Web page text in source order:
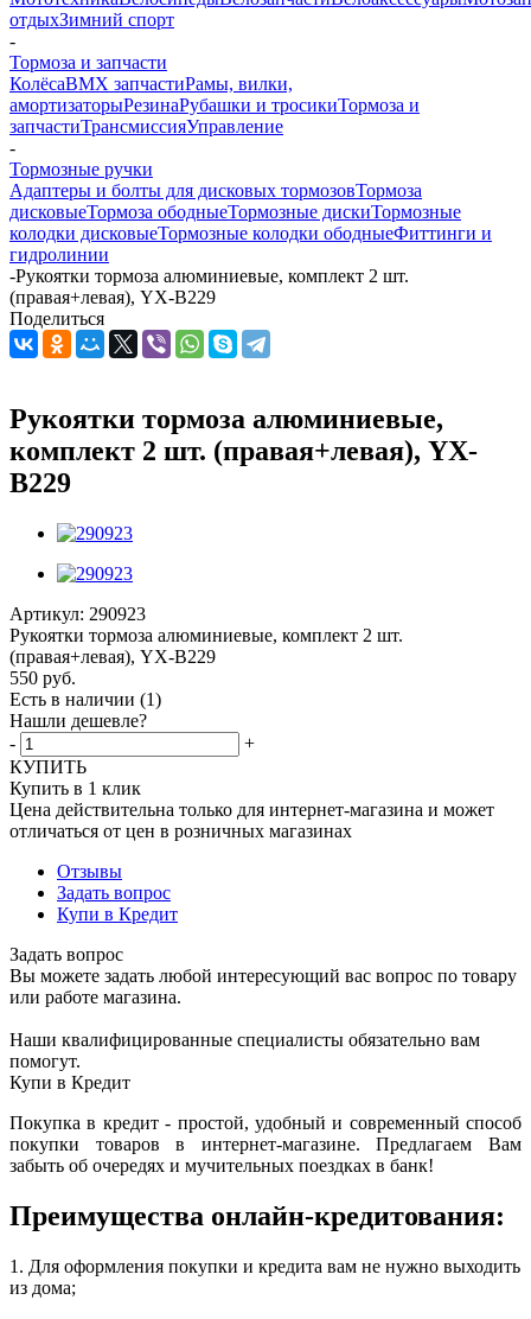
отдыхЗимний спорт
-
Тормоза и запчасти
КолёсаBMX запчастиРамы, вилки,
амортизаторыРезинаРубашки и тросикиТормоза и
запчастиТрансмиссияУправление
-
Тормозные ручки
Адаптеры и болты для дисковых тормозовТормоза
дисковыеТормоза ободныеТормозные дискиТормозные
колодки дисковыеТормозные колодки ободныеФиттинги и
гидролинии
-Рукоятки тормоза алюминиевые, комплект 2 шт.
(правая+левая), YX-B229
Поделиться
Рукоятки тормоза алюминиевые,
комплект 2 шт. (правая+левая), YX-
B229
Артикул: 290923
Рукоятки тормоза алюминиевые, комплект 2 шт.
(правая+левая), YX-B229
550 руб.
Есть в наличии (1)
Нашли дешевле?
-
+
КУПИТЬ
Купить в 1 клик
Цена действительна только для интернет-магазина и может
отличаться от цен в розничных магазинах
Отзывы
Задать вопрос
Купи в Кредит
Задать вопрос
Вы можете задать любой интересующий вас вопрос по товару
или работе магазина.
Наши квалифицированные специалисты обязательно вам
помогут.
Купи в Кредит
Покупка в кредит - простой, удобный и современный способ
покупки товаров в интернет-магазине. Предлагаем Вам
забыть об очередях и мучительных поездках в банк!
Преимущества онлайн-кредитования:
1. Для оформления покупки и кредита вам не нужно выходить
из дома;